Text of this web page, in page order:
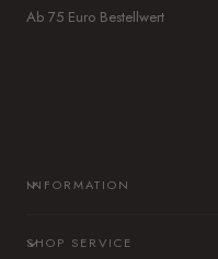
Ab 75 Euro Bestellwert
INFORMATION
SHOP SERVICE